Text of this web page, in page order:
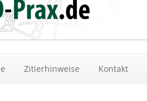
Zitierhinweise Kontakt